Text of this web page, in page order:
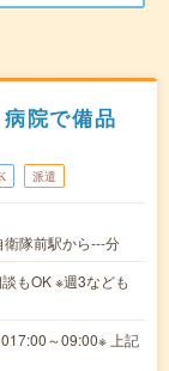
院で備品
派遣
隊前駅から---分
もOK ※週3なども
～09:00※ 上記